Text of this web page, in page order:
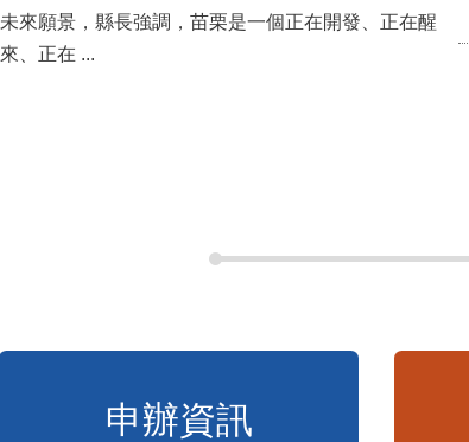
未來願景，縣長強調，苗栗是一個正在開發、正在醒
申辦資訊